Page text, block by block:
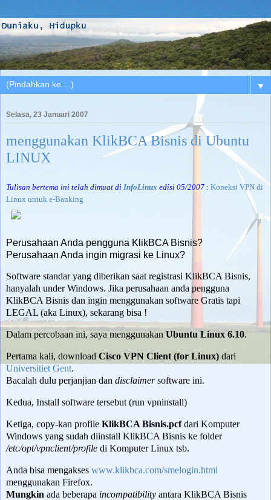
▼
Selasa, 23 Januari 2007
menggunakan KlikBCA Bisnis di Ubuntu
LINUX
Tulisan bertema ini telah dimuat di InfoLinux edisi 05/2007 : Koneksi VPN di
Linux untuk e-Banking
Perusahaan Anda pengguna KlikBCA Bisnis?
Perusahaan Anda ingin migrasi ke Linux?
Software standar yang diberikan saat registrasi KlikBCA Bisnis,
hanyalah under Windows. Jika perusahaan anda pengguna
KlikBCA Bisnis dan ingin menggunakan software Gratis tapi
LEGAL (aka Linux), sekarang bisa !
Dalam percobaan ini, saya menggunakan Ubuntu Linux 6.10.
Pertama kali, download Cisco VPN Client (for Linux) dari
Universitiet Gent.
Bacalah dulu perjanjian dan disclaimersoftware ini.
Kedua, Install software tersebut (run vpninstall)
Ketiga, copy-kan profile KlikBCA Bisnis.pcfdari Komputer
Windows yang sudah diinstall KlikBCA Bisnis ke folder
/etc/opt/vpnclient/profile di Komputer Linux tsb.
Anda bisa mengakses www.klikbca.com/smelogin.html
menggunakan Firefox.
Mungkin ada beberapa incompatibility antara KlikBCA Bisnis